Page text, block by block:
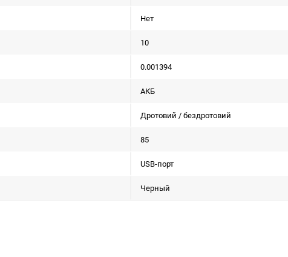
Нет
10
0.001394
АКБ
Дротовий / бездротовий
85
USB-порт
Черный